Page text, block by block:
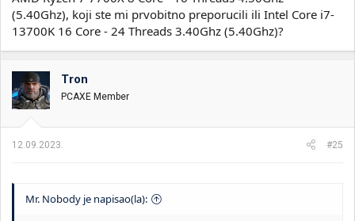
(5.40Ghz), koji ste mi prvobitno preporucili ili Intel Core i7-
13700K 16 Core - 24 Threads 3.40Ghz (5.40Ghz)?
Tron
PCAXE Member
12.09.2023. #25
Mr. Nobody je napisao(la):